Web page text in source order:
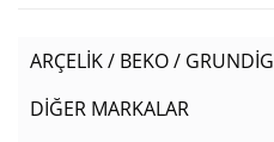
ARÇELİK / BEKO / GRUNDİG
DİĞER MARKALAR